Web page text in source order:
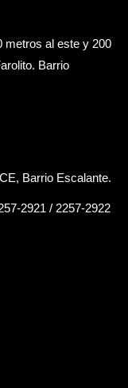
metros al este y 200
Barrio
Barrio Escalante.
2921 / 2257-2922